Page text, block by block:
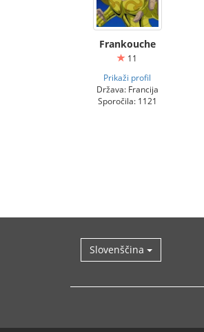
Frankouche
11
Prikaži profil
Država: Francija
Sporočila: 1121
Slovenščina